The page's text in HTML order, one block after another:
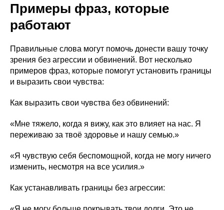
Примеры фраз, которые
работают
Правильные слова могут помочь донести вашу точку
зрения без агрессии и обвинений. Вот несколько
примеров фраз, которые помогут установить границы
и выразить свои чувства:
Как выразить свои чувства без обвинений:
«Мне тяжело, когда я вижу, как это влияет на нас. Я
переживаю за твоё здоровье и нашу семью.»
«Я чувствую себя беспомощной, когда не могу ничего
изменить, несмотря на все усилия.»
Как устанавливать границы без агрессии: